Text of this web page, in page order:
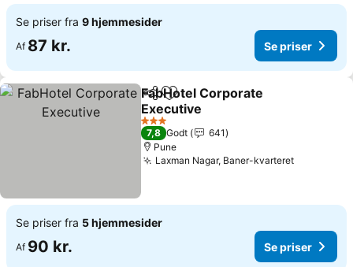
Se priser fra 9 hjemmesider
Af 87 kr. Se priser
Del Føj til favoritter
FabHotel Corporate
Executive
3 Stjerner
7,8 Godt
641
Pune
Laxman Nagar, Baner-kvarteret
Se priser fra 5 hjemmesider
Af 90 kr. Se priser